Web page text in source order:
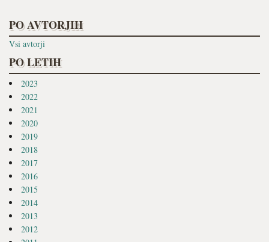
PO AVTORJIH
Vsi avtorji
PO LETIH
2023
2022
2021
2020
2019
2018
2017
2016
2015
2014
2013
2012